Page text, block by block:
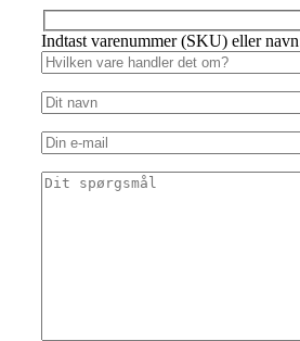
Indtast varenummer (SKU) eller